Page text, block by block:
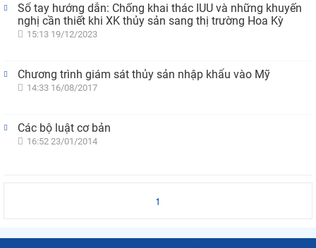
Sổ tay hướng dẫn: Chống khai thác IUU và những khuyến
nghị cần thiết khi XK thủy sản sang thị trường Hoa Kỳ
15:13 19/12/2023
Chương trình giám sát thủy sản nhập khẩu vào Mỹ
14:33 16/08/2017
Các bộ luật cơ bản
16:52 23/01/2014
1